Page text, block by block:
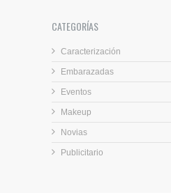
CATEGORÍAS
Caracterización
Embarazadas
Eventos
Makeup
Novias
Publicitario